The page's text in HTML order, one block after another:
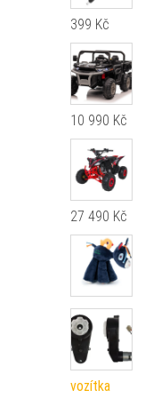
399 Kč
10 990 Kč
27 490 Kč
vozítka